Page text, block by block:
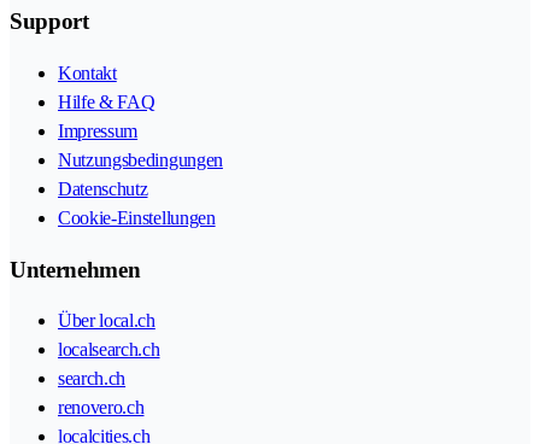
Support
Kontakt
Hilfe & FAQ
Impressum
Nutzungsbedingungen
Datenschutz
Cookie-Einstellungen
Unternehmen
Über local.ch
localsearch.ch
search.ch
renovero.ch
localcities.ch